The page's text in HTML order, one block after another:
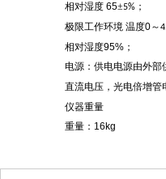
相对湿度 65±5% ；
极限工作环境 温度0～
相对湿度95% ；
电源：供电电源由外部
直流电压，光电倍增管
仪器重量
重量： 16kg